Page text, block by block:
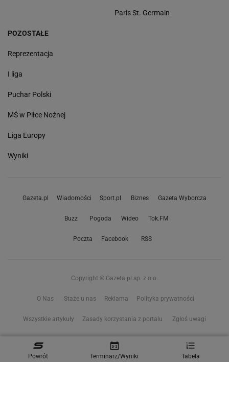
Powrót Terminarz/Wyniki Tabela
Paris St. Germain
POZOSTAŁE
Reprezentacja
I liga
Puchar Polski
MŚ w Piłce Nożnej
Liga Europy
Wyniki
Gazeta.pl Wiadomości Sport.pl Biznes Gazeta Wyborcza
Buzz Pogoda Wideo Tok.FM
Poczta Facebook RSS
Copyright © Gazeta.pl sp. z o.o.
O Nas Staże u nas Reklama Polityka prywatności
Wszystkie artykuły Zasady korzystania z portalu Zgłoś uwagi